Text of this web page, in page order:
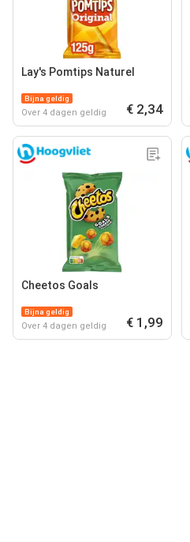
Lay's Pomtips Naturel
Bijna geldig
Over 4 dagen geldig € 2,34
Cheetos Goals
Bijna geldig
Over 4 dagen geldig € 1,99